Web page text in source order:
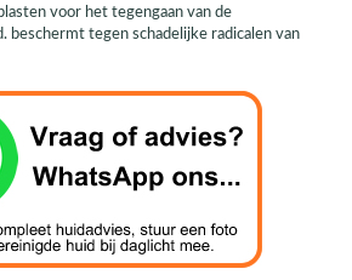
voor het tegengaan van de
beschermt tegen schadelijke radicalen van